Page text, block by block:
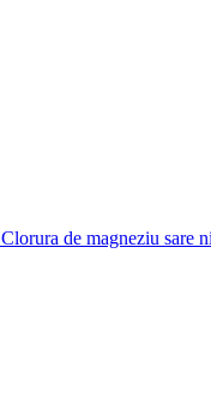
Clorura de magneziu sare